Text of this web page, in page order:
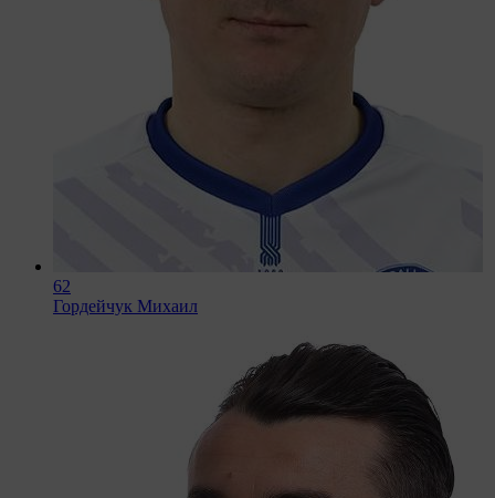
62
Гордейчук Михаил